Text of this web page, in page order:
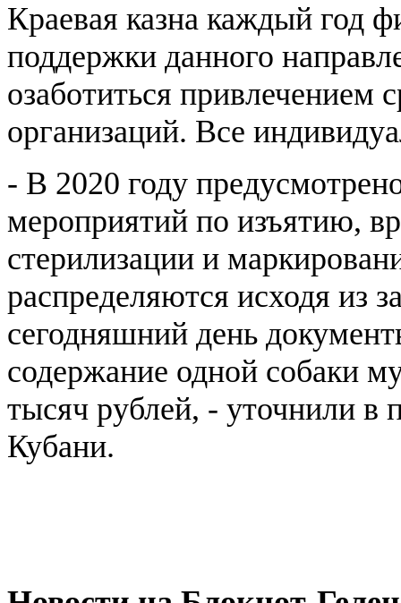
Краевая казна каждый год
поддержки данного
озаботиться привлечением
организаций. Все
- В 2020 году
мероприятий по изъятию,
стерилизации и
распределяются исходя из
сегодняшний день
содержание одной собаки
тысяч рублей, - уточнили в
Кубани.